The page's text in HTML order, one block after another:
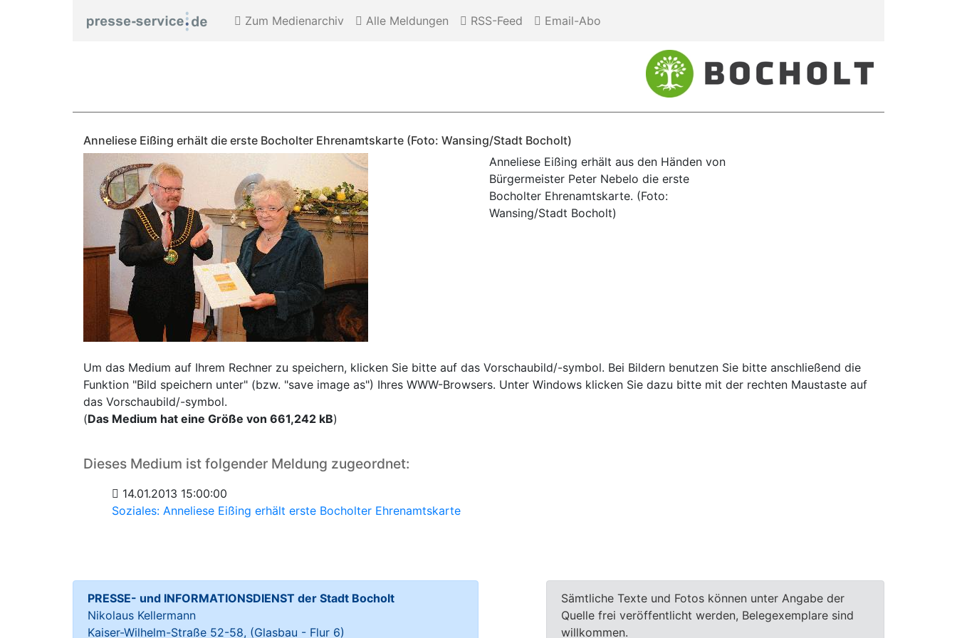
Zum Medienarchiv Alle Meldungen RSS-Feed Email-Abo
Anneliese Eißing erhält die erste Bocholter Ehrenamtskarte (Foto: Wansing/Stadt Bocholt)
Anneliese Eißing erhält aus den Händen von
Bürgermeister Peter Nebelo die erste
Bocholter Ehrenamtskarte. (Foto:
Wansing/Stadt Bocholt)
Um das Medium auf Ihrem Rechner zu speichern, klicken Sie bitte auf das Vorschaubild/-symbol. Bei Bildern benutzen Sie bitte anschließend die
Funktion "Bild speichern unter" (bzw. "save image as") Ihres WWW-Browsers. Unter Windows klicken Sie dazu bitte mit der rechten Maustaste auf
das Vorschaubild/-symbol.
(Das Medium hat eine Größe von 661,242 kB)
Dieses Medium ist folgender Meldung zugeordnet:
14.01.2013 15:00:00
Soziales: Anneliese Eißing erhält erste Bocholter Ehrenamtskarte
PRESSE- und INFORMATIONSDIENST der Stadt Bocholt
Nikolaus Kellermann
Kaiser-Wilhelm-Straße 52-58, (Glasbau - Flur 6)
Sämtliche Texte und Fotos können unter Angabe der
Quelle frei veröffentlicht werden, Belegexemplare sind
willkommen.